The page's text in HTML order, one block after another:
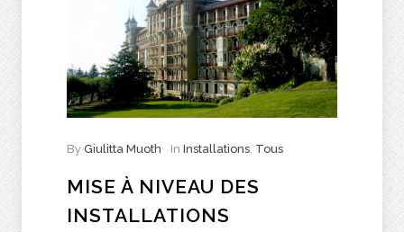
By Giulitta Muoth In Installations, Tous
MISE À NIVEAU DES
INSTALLATIONS